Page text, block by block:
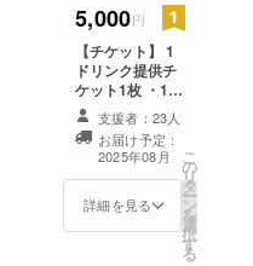
message of
thanks.
5,000円
【チケット】 1
ドリンク提供チ
ケット1枚 ・1枚
ずつの利用が可
能です。 ・現金
への交換はでき
ません。おつり
はでません。 ・
初回来店時にお
支援者：23人
お届け予定：
2025年08月
詳細を見る
こ
の
リ
タ
ー
ン
を
選
択
す
る